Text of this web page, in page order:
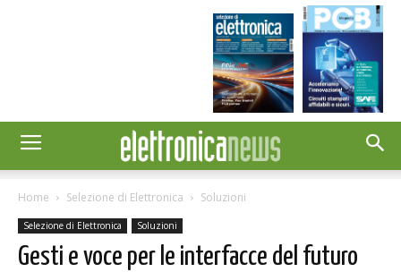
Home Selezione di Elettronica Soluzioni
Selezione di Elettronica Soluzioni
Gesti e voce per le interfacce del futuro